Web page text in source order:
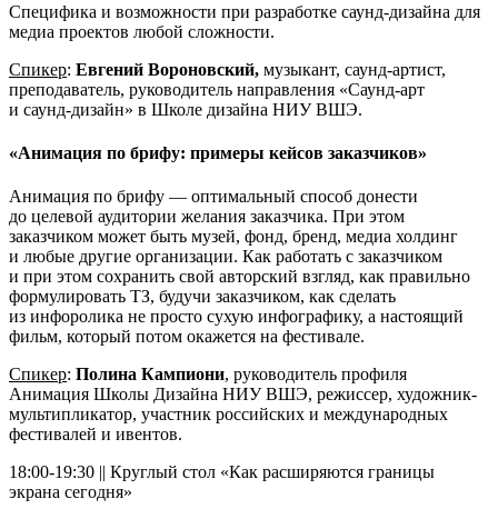
Специфика и возможности при разработке саунд-дизайна для
медиа проектов любой сложности.
Спикер: Евгений Вороновский, музыкант, саунд-артист,
преподаватель, руководитель направления «Саунд-арт
и саунд-дизайн» в Школе дизайна НИУ ВШЭ.
«Анимация по брифу: примеры кейсов заказчиков»
Анимация по брифу — оптимальный способ донести
до целевой аудитории желания заказчика. При этом
заказчиком может быть музей, фонд, бренд, медиа холдинг
и любые другие организации. Как работать с заказчиком
и при этом сохранить свой авторский взгляд, как правильно
формулировать ТЗ, будучи заказчиком, как сделать
из инфоролика не просто сухую инфографику, а настоящий
фильм, который потом окажется на фестивале.
Спикер: Полина Кампиони, руководитель профиля
Анимация Школы Дизайна НИУ ВШЭ, режиссер, художник-
мультипликатор, участник российских и международных
фестивалей и ивентов.
18:00-19:30 || Круглый стол «Как расширяются границы
экрана сегодня»